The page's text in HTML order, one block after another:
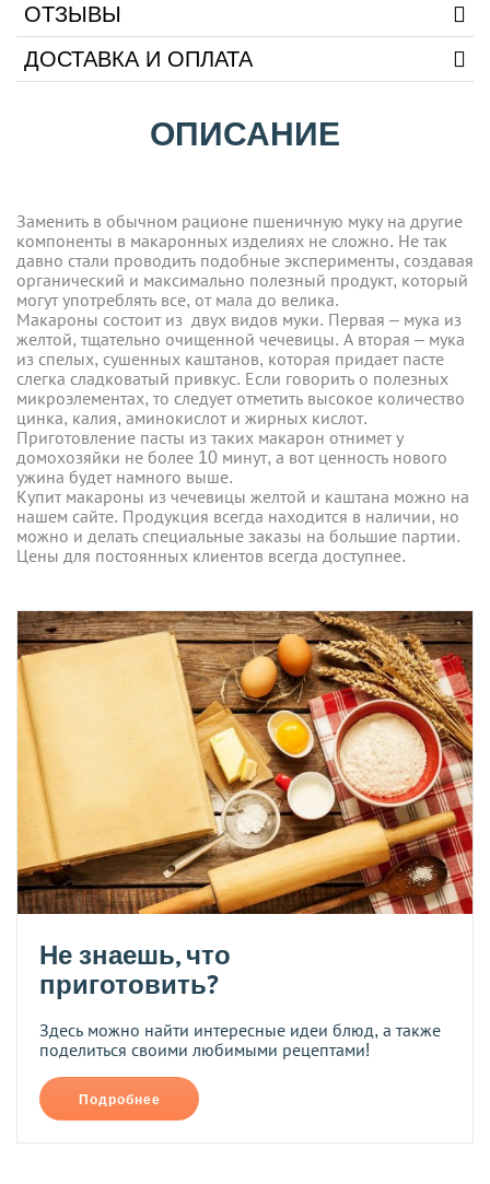
ОТЗЫВЫ
ДОСТАВКА И ОПЛАТА
ОПИСАНИЕ
Заменить в обычном рационе пшеничную муку на другие
компоненты в макаронных изделиях не сложно. Не так
давно стали проводить подобные эксперименты, создавая
органический и максимально полезный продукт, который
могут употреблять все, от мала до велика.
Макароны состоит из двух видов муки. Первая – мука из
желтой, тщательно очищенной чечевицы. А вторая – мука
из спелых, сушенных каштанов, которая придает пасте
слегка сладковатый привкус. Если говорить о полезных
микроэлементах, то следует отметить высокое количество
цинка, калия, аминокислот и жирных кислот.
Приготовление пасты из таких макарон отнимет у
домохозяйки не более 10 минут, а вот ценность нового
ужина будет намного выше.
Купит макароны из чечевицы желтой и каштана можно на
нашем сайте. Продукция всегда находится в наличии, но
можно и делать специальные заказы на большие партии.
Цены для постоянных клиентов всегда доступнее.
Не знаешь, что
приготовить?
Здесь можно найти интересные идеи блюд, а также
поделиться своими любимыми рецептами!
Подробнее